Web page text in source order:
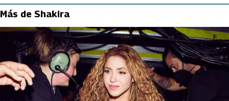
Más de Shakira